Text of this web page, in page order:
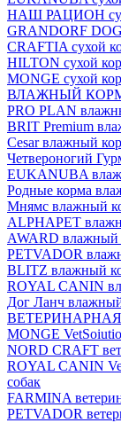
НАШ РАЦИОН
GRANDORF DOG
CRAFTIA сухой
HILTON сухой
MONGE сухой
ВЛАЖНЫЙ
PRO PLAN
BRIT Premium
Cesar влажный
Четвероногий
EUKANUBA
Родные корма
Мнямс влажный
ALPHAPET
AWARD влажный
PETVADOR
BLITZ влажный
ROYAL CANIN
Дог Ланч
MONGE
NORD CRAFT
ROYAL CANIN
собак
FARMINA
PETVADOR